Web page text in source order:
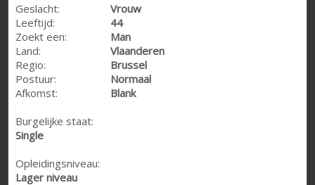
Geslacht:
Vrouw
Leeftijd:
44
Zoekt een:
Man
Land:
Vlaanderen
Regio:
Brussel
Postuur:
Normaal
Afkomst:
Blank
Burgelijke staat:
Single
Opleidingsniveau:
Lager niveau